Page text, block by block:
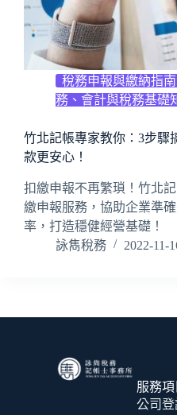
稅務申報與繳納指南
務、會計與稅務基礎
竹北記帳專家教你：3步驟
款更安心！
扣繳申報不再繁瑣！竹北
繳申報服務，協助企業準
率，打造穩健經營基礎！
詠雋稅務
2022-11-
服務項
公司